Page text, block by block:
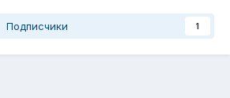
Подписчики 1